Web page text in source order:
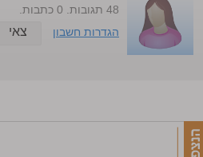
48 תגובות. 0 כתבות.
הגדרות חשבון
צאי